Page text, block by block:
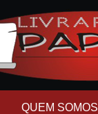
QUEM SOMOS